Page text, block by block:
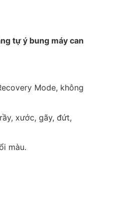
tự ý bung máy can
Mode, không
xước, gãy, đứt,
màu.